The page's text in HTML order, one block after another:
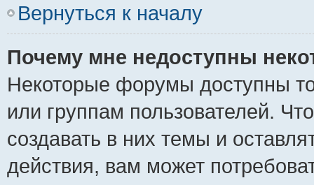
Вернуться к началу
Почему мне недоступны
Некоторые форумы доступны
или группам пользователей.
создавать в них темы и
действия, вам может